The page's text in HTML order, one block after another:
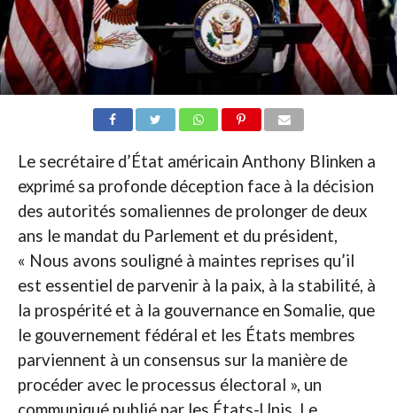
Le secrétaire d’État américain Anthony Blinken a
exprimé sa profonde déception face à la décision
des autorités somaliennes de prolonger de deux
ans le mandat du Parlement et du président,
« Nous avons souligné à maintes reprises qu’il
est essentiel de parvenir à la paix, à la stabilité, à
la prospérité et à la gouvernance en Somalie, que
le gouvernement fédéral et les États membres
parviennent à un consensus sur la manière de
procéder avec le processus électoral », un